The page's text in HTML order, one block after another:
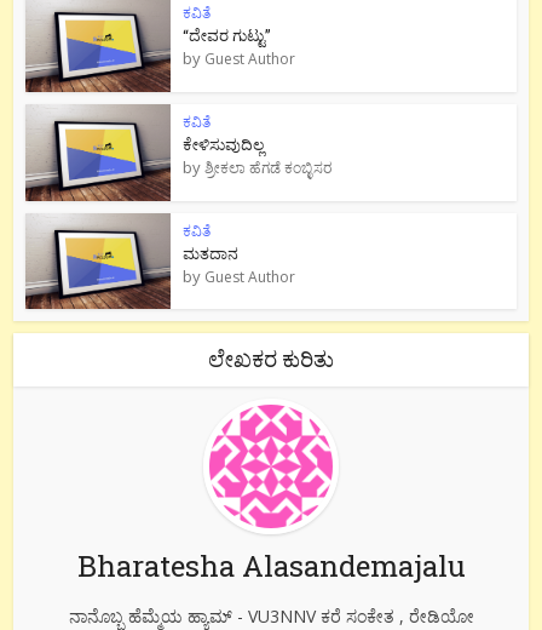
ಕವಿತೆ
“ದೇವರ ಗುಟ್ಟು”
by Guest Author
ಕವಿತೆ
ಕೇಳಿಸುವುದಿಲ್ಲ
byಶ್ರೀಕಲಾ ಹೆಗಡೆ ಕಂಬ್ಳಿಸರ
ಕವಿತೆ
ಮತದಾನ
by Guest Author
ಲೇಖಕರ ಕುರಿತು
Bharatesha Alasandemajalu
ನಾನೊಬ್ಬ ಹೆಮ್ಮೆಯ ಹ್ಯಾಮ್ - VU3NNV ಕರೆ ಸಂಕೇತ , ರೇಡಿಯೋ